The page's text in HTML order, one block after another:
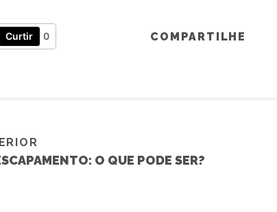
Curtir 0 COMPARTILHE
O QUE PODE SER?